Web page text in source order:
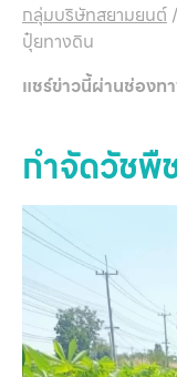
กลุ่มบริษัทสยามยนต์ /
ปุ๋ยทางดิน
แชร์ข่าวนี้ผ่านช่องท
กำจัดวัชพื